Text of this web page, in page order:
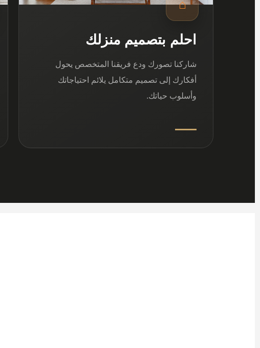
⌂
احلم بتصميم منزلك
شاركنا تصورك ودع فريقنا المتخصص يحول
أفكارك إلى تصميم متكامل يلائم احتياجاتك
وأسلوب حياتك.